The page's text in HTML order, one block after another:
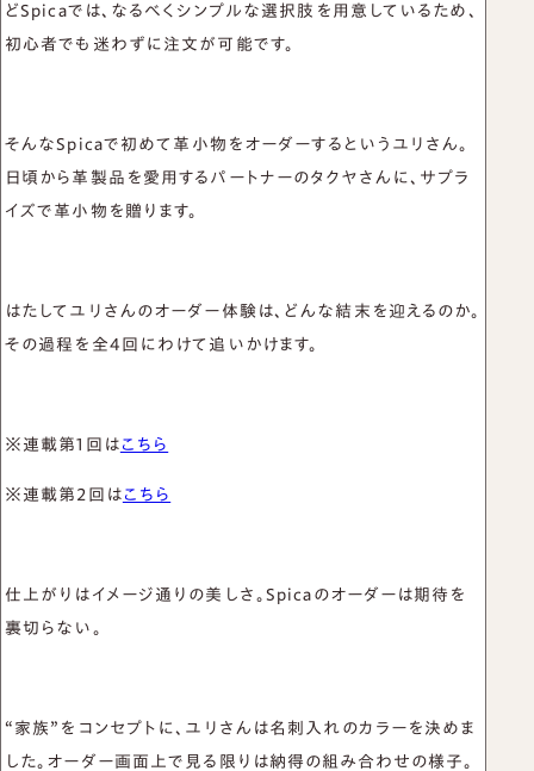
どSpicaでは、なるべくシンプルな選択肢を用意しているため、
初心者でも迷わずに注文が可能です。
そんなSpicaで初めて革小物をオーダーするというユリさん。
日頃から革製品を愛用するパートナーのタクヤさんに、サプラ
イズで革小物を贈ります。
はたしてユリさんのオーダー体験は、どんな結末を迎えるのか。
その過程を全4回にわけて追いかけます。
※連載第1回は こちら
※連載第2回は こちら
仕上がりはイメージ通りの美しさ。Spicaのオーダーは期待を
裏切らない。
“家族”をコンセプトに、ユリさんは名刺入れのカラーを決めま
した。オーダー画面上で見る限りは納得の組み合わせの様子。